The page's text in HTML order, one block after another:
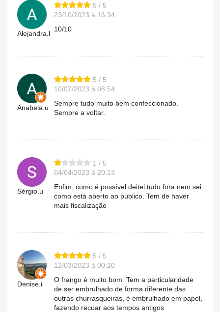
Alejandra.l
5 / 5
23/10/2023 à 16:34
10/10
Anabela.u
5 / 5
10/07/2023 à 08:54
Sempre tudo muito bem confeccionado.
Sempre a voltar.
Sérgio.u
1 / 5
04/04/2023 à 20:13
Enfim, como é possível deitei tudo fora nem sei
como está aberto ao público. Tem de haver
mais fiscalização
Denise.i
5 / 5
12/03/2023 à 00:20
O frango é muito bom. Tem a particularidade
de ser embrulhado de forma diferente das
outras churrasqueiras, é embrulhado em papel,
fazendo recuar aos tempos antigos